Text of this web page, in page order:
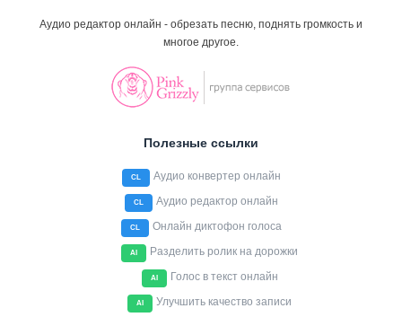
Аудио редактор онлайн - обрезать песню, поднять громкость и
многое другое.
Полезные ссылки
CL Аудио конвертер онлайн
CL Аудио редактор онлайн
CL Онлайн диктофон голоса
AI Разделить ролик на дорожки
AI Голос в текст онлайн
AI Улучшить качество записи